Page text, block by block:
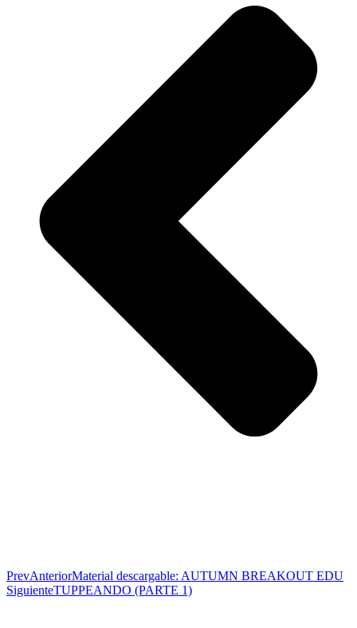
PrevAnteriorMaterial descargable: AUTUMN BREAKOUT EDU
SiguienteTUPPEANDO (PARTE 1)